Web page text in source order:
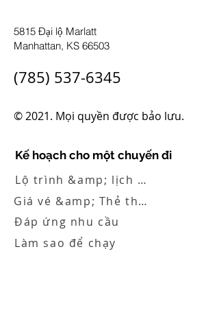
5815 Đại lộ Marlatt
Manhattan, KS 66503
(785) 537-6345
© 2021. Mọi quyền được bảo lưu.
Kế hoạch cho một chuyến đi
Lộ trình &amp; lịch trình
Giá vé &amp; Thẻ thông hành
Đáp ứng nhu cầu
Làm sao để chạy